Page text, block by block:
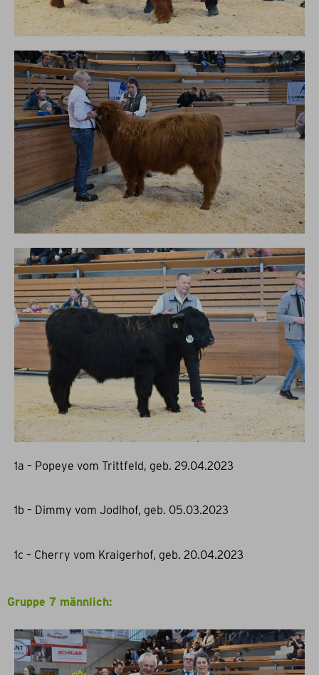
1a – Popeye vom Trittfeld, geb. 29.04.2023
1b – Dimmy vom Jodlhof, geb. 05.03.2023
1c – Cherry vom Kraigerhof, geb. 20.04.2023
Gruppe 7 männlich: